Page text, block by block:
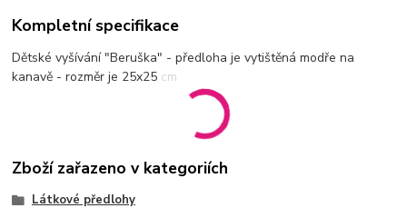
Kompletní specifikace
Dětské vyšívání "Beruška" - předloha je vytištěná modře na
kanavě - rozměr je 25x25 cm
Zboží zařazeno v kategoriích
Látkové předlohy